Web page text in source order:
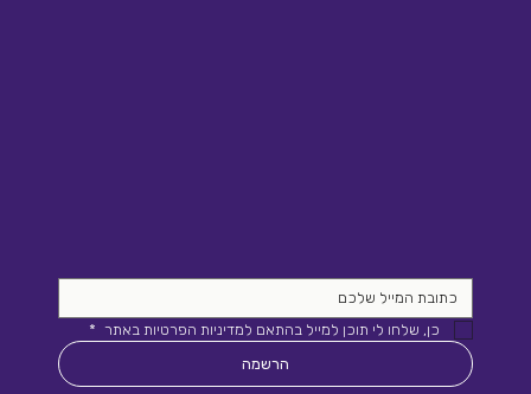
כן, שלחו לי תוכן למייל בהתאם למדיניות הפרטיות באתר *
הרשמה